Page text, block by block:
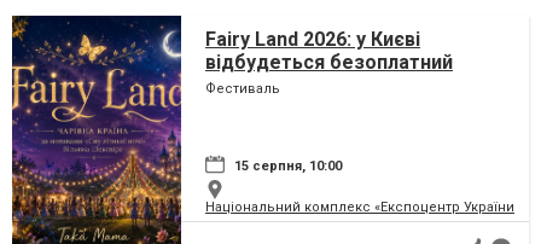
Fairy Land 2026: у Києві
відбудеться безоплатний
сімейний фестиваль, який
Фестиваль
15 серпня, 10:00
Національний комплекс «Експоцентр України»